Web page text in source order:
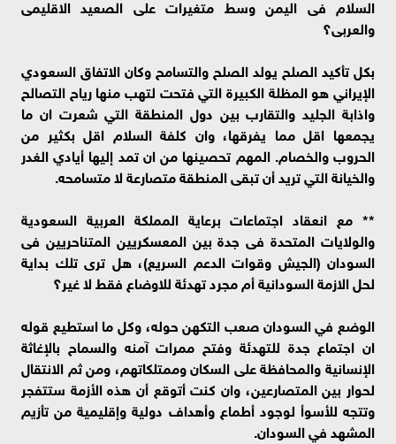
السلام فى اليمن وسط متغيرات على الصعيد الاقليمى
والعربى؟
بكل تأكيد الصلح يولد الصلح والتسامح وكان الاتفاق السعودي
الإيراني هو المظلة الكبيرة التي فتحت لتهب منها رياح التصالح
واذابة الجليد والتقارب بين دول المنطقة التي شعرت ان ما
يجمعها اقل مما يفرقها، وان كلفة السلام اقل بكثير من
الحروب والخصام. المهم تحصينها من ان تمد إليها أيادي الغدر
والخيانة التي تريد أن تبقى المنطقة متصارعة لا متسامحه.
** مع انعقاد اجتماعات برعاية المملكة العربية السعودية
والولايات المتحدة فى جدة بين المعسكريين المتناحريين فى
السودان (الجيش وقوات الدعم السريع)، هل ترى تلك بداية
لحل الازمة السودانية أم مجرد تهدئة للاوضاع فقط لا غير؟
الوضع في السودان صعب التكهن حوله، وكل ما استطيع قوله
ان اجتماع جدة للتهدئة وفتح ممرات آمنه والسماح بالإغاثة
الإنسانية والمحافظة على السكان وممتلكاتهم، ومن ثم الانتقال
لحوار بين المتصارعين، وان كنت أتوقع أن هذه الأزمة ستتفجر
وتتجه للأسوأ لوجود أطماع وأهداف دولية وإقليمية من تأزيم
المشهد في السودان.